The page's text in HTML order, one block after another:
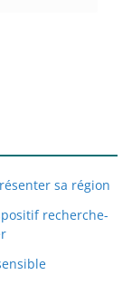
sa région
recherche-